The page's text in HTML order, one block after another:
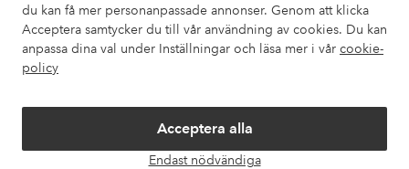
du kan få mer personanpassade annonser. Genom att klicka
Acceptera samtycker du till vår användning av cookies. Du kan
anpassa dina val under Inställningar och läsa mer i vår cookie-
policy
Acceptera alla
Endast nödvändiga
Mina sidor
Om Ellos